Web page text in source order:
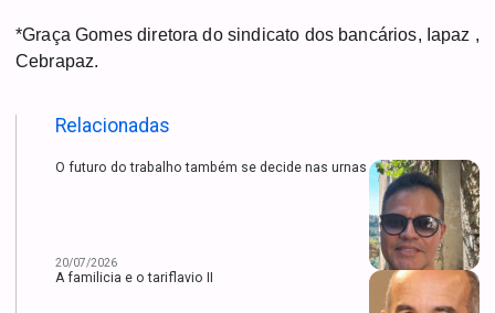
*Graça Gomes diretora do sindicato dos bancários, Iapaz ,
Cebrapaz.
Relacionadas
O futuro do trabalho também se decide nas urnas
20/07/2026
A familicia e o tariflavio II